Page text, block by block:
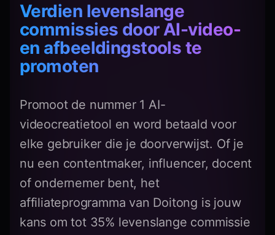
Verdien levenslange
commissies door AI-video-
en afbeeldingstools te
promoten
Promoot de nummer 1 AI-
videocreatietool en word betaald voor
elke gebruiker die je doorverwijst. Of je
nu een contentmaker, influencer, docent
of ondernemer bent, het
affiliateprogramma van Doitong is jouw
kans om tot 35% levenslange commissie